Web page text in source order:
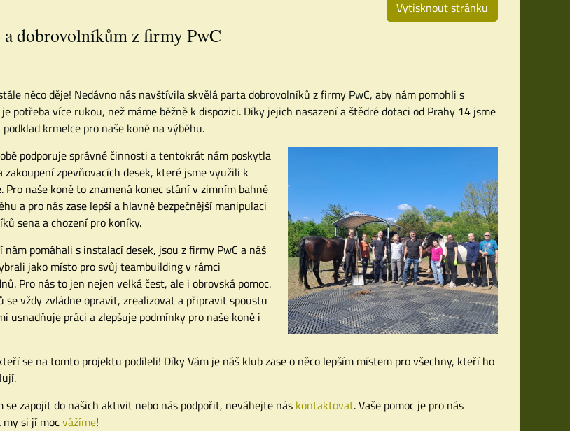
Vytisknout stránku
a dobrovolníkům z firmy PwC
něco děje! Nedávno nás navštívila skvělá parta dobrovolníků z firmy PwC, aby nám pomohli s
potřeba více rukou, než máme běžně k dispozici. Díky jejich nasazení a štědré dotaci od Prahy 14 jsme
krmelce pro naše koně na výběhu.
podporuje správné činnosti a tentokrát nám poskytla
zakoupení zpevňovacích desek, které jsme využili k
Pro naše koně to znamená konec stání v zimním bahně
a pro nás zase lepší a hlavně bezpečnější manipulaci
sena a chození pro koníky.
pomáhali s instalací desek, jsou z firmy PwC a náš
jako místo pro svůj teambuilding v rámci
Pro nás to jen nejen velká čest, ale i obrovská pomoc.
se vždy zvládne opravit, zrealizovat a připravit spoustu
usnadňuje práci a zlepšuje podmínky pro naše koně i
se na tomto projektu podíleli! Díky Vám je náš klub zase o něco lepším místem pro všechny, kteří ho
se zapojit do našich aktivit nebo nás podpořit, neváhejte nás kontaktovat. Vaše pomoc je pro nás
my si jí mocvážíme!